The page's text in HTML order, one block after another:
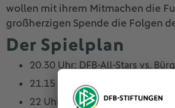
wollen mit ihrem Mitmachen die
großherzigen Spende die Folgen
Der Spielplan
20.30 Uhr: DFB-All-Stars vs.
21.15 Uhr: Bürgermeister-
22 Uhr: LOTTO-Elf Rheinland-